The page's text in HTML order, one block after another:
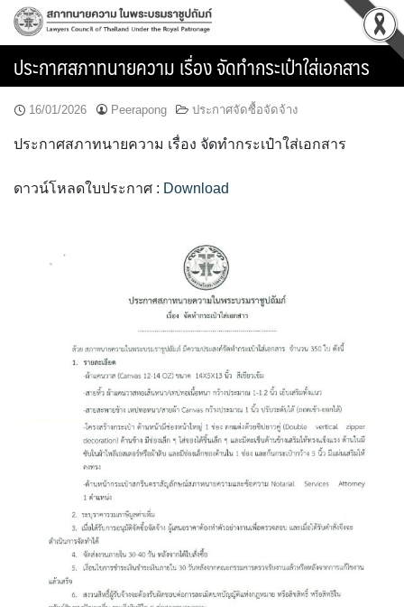
Skip
ประกาศสภาทนายความ เรื่อง จัดทำกระเป๋าใส่เอกสาร
16/01/2026 Peerapong ประกาศจัดซื้อจัดจ้าง
ประกาศสภาทนายความ เรื่อง จัดทำกระเป๋าใส่เอกสาร
ดาวน์โหลดใบประกาศ : Download